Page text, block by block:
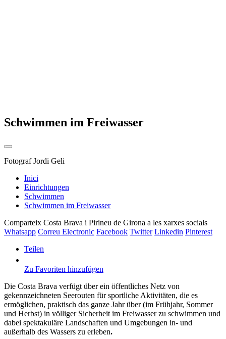
Schwimmen im Freiwasser
FotografJordi Geli
Inici
Einrichtungen
Schwimmen
Schwimmen im Freiwasser
Comparteix Costa Brava i Pirineu de Girona a les xarxes socials
Whatsapp Correu Electronic Facebook Twitter Linkedin Pinterest
Teilen
Zu Favoriten hinzufügen
Die Costa Brava verfügt über ein öffentliches Netz von
gekennzeichneten Seerouten für sportliche Aktivitäten, die es
ermöglichen, praktisch das ganze Jahr über (im Frühjahr, Sommer
und Herbst) in völliger Sicherheit im Freiwasser zu schwimmen und
dabei spektakuläre Landschaften und Umgebungen in- und
außerhalb des Wassers zu erleben.